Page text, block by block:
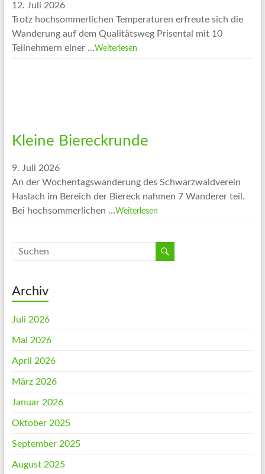
12. Juli 2026
Trotz hochsommerlichen Temperaturen erfreute sich die
Wanderung auf dem Qualitätsweg Prisental mit 10
Teilnehmern einer …Weiterlesen
Kleine Biereckrunde
9. Juli 2026
An der Wochentagswanderung des Schwarzwaldverein
Haslach im Bereich der Biereck nahmen 7 Wanderer teil.
Bei hochsommerlichen …Weiterlesen
Archiv
Juli 2026
Mai 2026
April 2026
März 2026
Januar 2026
Oktober 2025
September 2025
August 2025